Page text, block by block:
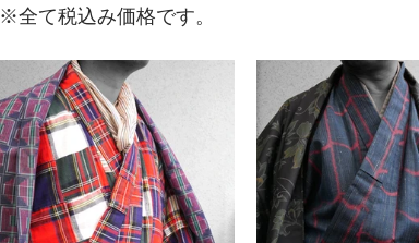
※全て税込み価格です。